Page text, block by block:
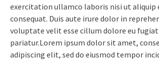
exercitation ullamco laboris nisi ut aliquip
consequat. Duis aute irure dolor in
voluptate velit esse cillum dolore eu
pariatur.Lorem ipsum dolor sit amet,
adipiscing elit, sed do eiusmod tempor